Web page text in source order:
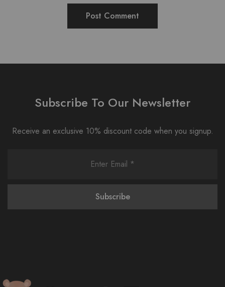
Subscribe To Our Newsletter
Receive an exclusive 10% discount code when you signup.